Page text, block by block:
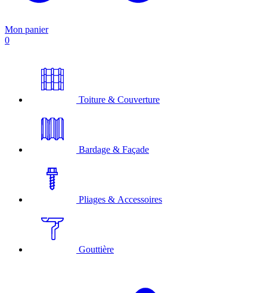
Mon panier
0
Toiture & Couverture
Bardage & Façade
Pliages & Accessoires
Gouttière